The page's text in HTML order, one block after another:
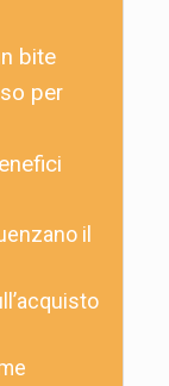
bite
per
il